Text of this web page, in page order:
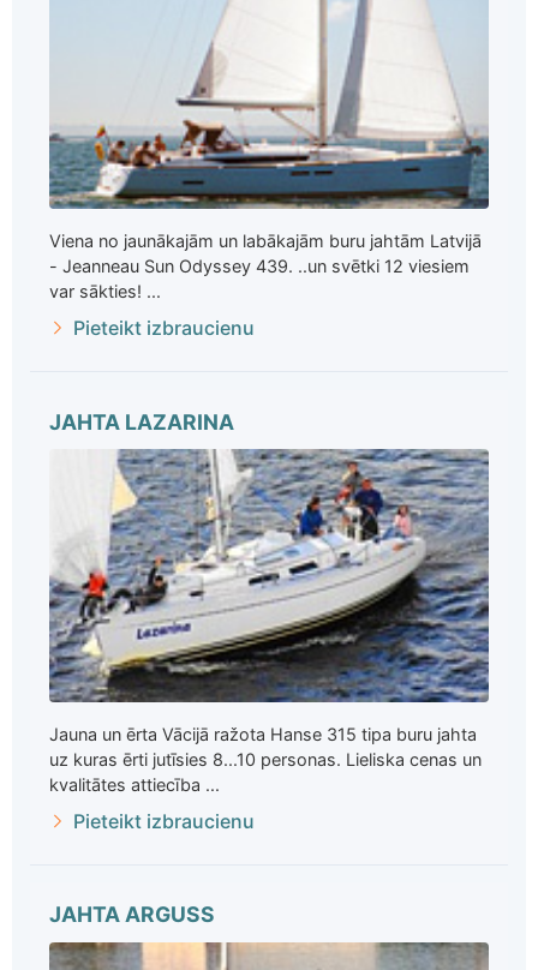
Viena no jaunākajām un labākajām buru jahtām Latvijā
- Jeanneau Sun Odyssey 439. ..un svētki 12 viesiem
var sākties! ...
Pieteikt izbraucienu
JAHTA LAZARINA
Jauna un ērta Vācijā ražota Hanse 315 tipa buru jahta
uz kuras ērti jutīsies 8...10 personas. Lieliska cenas un
kvalitātes attiecība ...
Pieteikt izbraucienu
JAHTA ARGUSS